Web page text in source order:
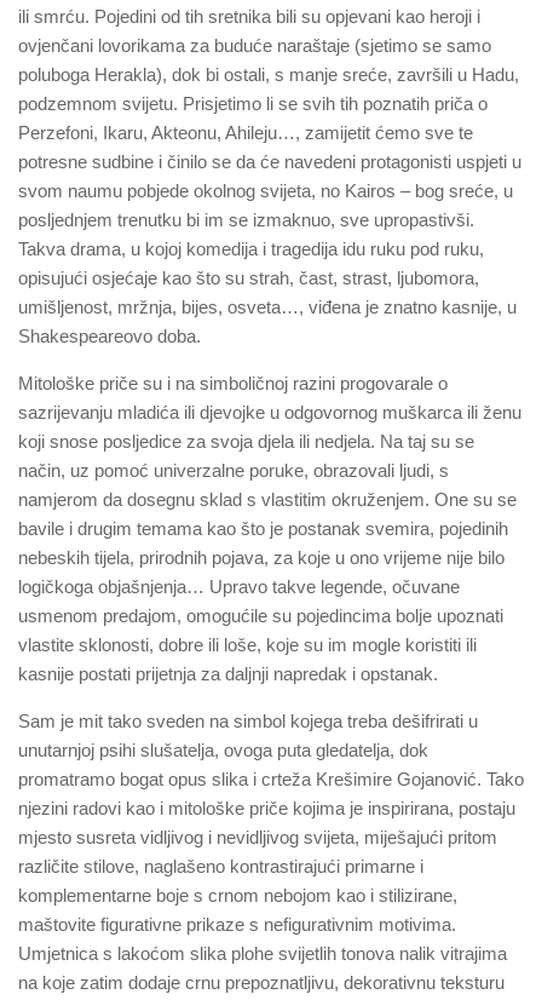
ili smrću. Pojedini od tih sretnika bili su opjevani kao heroji i
ovjenčani lovorikama za buduće naraštaje (sjetimo se samo
poluboga Herakla), dok bi ostali, s manje sreće, završili u Hadu,
podzemnom svijetu. Prisjetimo li se svih tih poznatih priča o
Perzefoni, Ikaru, Akteonu, Ahileju…, zamijetit ćemo sve te
potresne sudbine i činilo se da će navedeni protagonisti uspjeti u
svom naumu pobjede okolnog svijeta, no Kairos – bog sreće, u
posljednjem trenutku bi im se izmaknuo, sve upropastivši.
Takva drama, u kojoj komedija i tragedija idu ruku pod ruku,
opisujući osjećaje kao što su strah, čast, strast, ljubomora,
umišljenost, mržnja, bijes, osveta…, viđena je znatno kasnije, u
Shakespeareovo doba.
Mitološke priče su i na simboličnoj razini progovarale o
sazrijevanju mladića ili djevojke u odgovornog muškarca ili ženu
koji snose posljedice za svoja djela ili nedjela. Na taj su se
način, uz pomoć univerzalne poruke, obrazovali ljudi, s
namjerom da dosegnu sklad s vlastitim okruženjem. One su se
bavile i drugim temama kao što je postanak svemira, pojedinih
nebeskih tijela, prirodnih pojava, za koje u ono vrijeme nije bilo
logičkoga objašnjenja… Upravo takve legende, očuvane
usmenom predajom, omogućile su pojedincima bolje upoznati
vlastite sklonosti, dobre ili loše, koje su im mogle koristiti ili
kasnije postati prijetnja za daljnji napredak i opstanak.
Sam je mit tako sveden na simbol kojega treba dešifrirati u
unutarnjoj psihi slušatelja, ovoga puta gledatelja, dok
promatramo bogat opus slika i crteža Krešimire Gojanović. Tako
njezini radovi kao i mitološke priče kojima je inspirirana, postaju
mjesto susreta vidljivog i nevidljivog svijeta, miješajući pritom
različite stilove, naglašeno kontrastirajući primarne i
komplementarne boje s crnom nebojom kao i stilizirane,
maštovite figurativne prikaze s nefigurativnim motivima.
Umjetnica s lakoćom slika plohe svijetlih tonova nalik vitrajima
na koje zatim dodaje crnu prepoznatljivu, dekorativnu teksturu